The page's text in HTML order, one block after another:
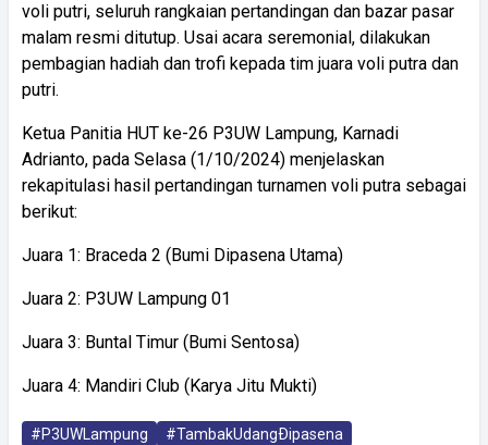
voli putri, seluruh rangkaian pertandingan dan bazar pasar
malam resmi ditutup. Usai acara seremonial, dilakukan
pembagian hadiah dan trofi kepada tim juara voli putra dan
putri.
Ketua Panitia HUT ke-26 P3UW Lampung, Karnadi
Adrianto, pada Selasa (1/10/2024) menjelaskan
rekapitulasi hasil pertandingan turnamen voli putra sebagai
berikut:
Juara 1: Braceda 2 (Bumi Dipasena Utama)
Juara 2: P3UW Lampung 01
Juara 3: Buntal Timur (Bumi Sentosa)
Juara 4: Mandiri Club (Karya Jitu Mukti)
#P3UWLampung
#TambakUdangÐipasena